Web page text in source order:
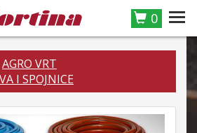
0
AGRO VRT
I SPOJNICE